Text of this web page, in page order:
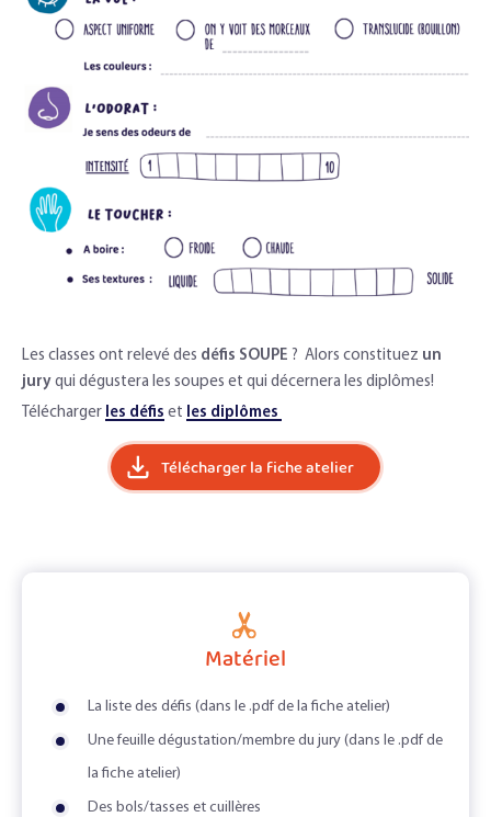
Les classes ont relevé des défis SOUPE ? Alors constituez un
jury qui dégustera les soupes et qui décernera les diplômes!
Télécharger les défis et les diplômes
Télécharger la fiche atelier
Matériel
La liste des défis (dans le .pdf de la fiche atelier)
Une feuille dégustation/membre du jury (dans le .pdf de
la fiche atelier)
Des bols/tasses et cuillères